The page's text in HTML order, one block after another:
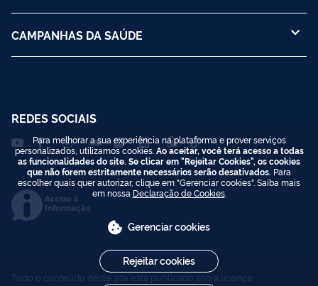
CAMPANHAS DA SAÚDE
REDES SOCIAIS
Acesso à
Informação
Todo o conteúdo deste site está publicado sob a licença
Para melhorar a sua experiência na plataforma e prover serviços
personalizados, utilizamos cookies. Ao aceitar, você terá acesso a todas
as funcionalidades do site. Se clicar em "Rejeitar Cookies", os cookies
que não forem estritamente necessários serão desativados. Para
escolher quais quer autorizar, clique em "Gerenciar cookies". Saiba mais
em nossa Declaração de Cookies.
Gerenciar cookies
Rejeitar cookies